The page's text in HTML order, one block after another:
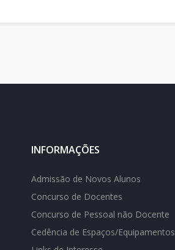
INFORMAÇÕES
Admissão de Novos Alunos
Concurso de Docentes
Concurso de Pessoal não Docente
Cedência de Espaços/Equipamentos